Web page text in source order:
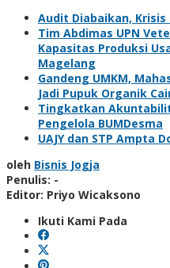
Audit Diabaikan,
Tim Abdimas UPN
Kapasitas Produksi
Magelang
Gandeng UMKM,
Jadi Pupuk Organik
Tingkatkan
Pengelola BUMDesma
UAJY dan STP Ampta
oleh Bisnis Jogja
Penulis: -
Editor: Priyo Wicaksono
Ikuti Kami Pada